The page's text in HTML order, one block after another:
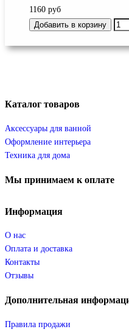
1160 руб
Каталог товаров
Аксессуары для ванной
Оформление интерьера
Техника для дома
Мы принимаем к оплате
Информация
О нас
Оплата и доставка
Контакты
Отзывы
Дополнительная
Правила продажи